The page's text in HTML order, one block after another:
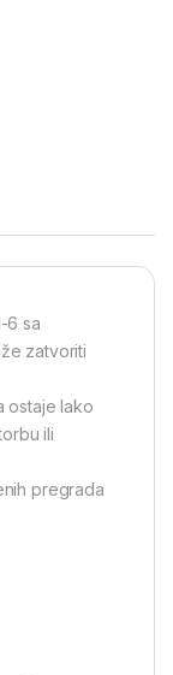
6 sa
zatvoriti
ostaje lako
ili
pregrada